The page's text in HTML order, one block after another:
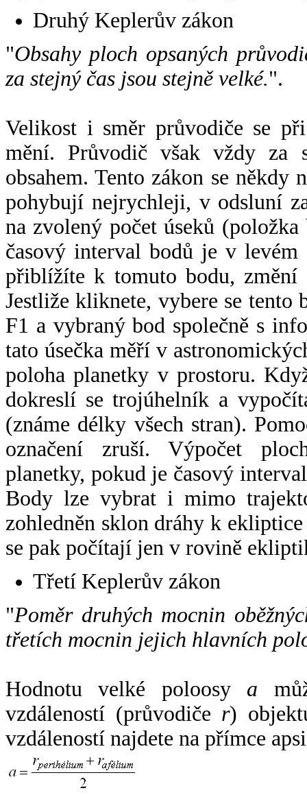
Druhý Keplerův zákon
"Obsahy ploch opsaných
za stejný čas jsou stejně velké.".
Velikost i směr průvodiče se
mění. Průvodič však vždy za
obsahem. Tento zákon se někdy
pohybují nejrychleji, v odsluní
na zvolený počet úseků
časový interval bodů je v
přiblížíte k tomuto bodu,
Jestliže kliknete, vybere se tento
F1 a vybraný bod společně s
tato úsečka měří v
poloha planetky v prostoru.
dokreslí se trojúhelník a
(známe délky všech stran).
označení zruší. Výpočet
planetky, pokud je časový
Body lze vybrat i mimo
zohledněn sklon dráhy k
se pak počítají jen v rovině
Třetí Keplerův zákon
"Poměr druhých mocnin
třetích mocnin jejich hlavních
Hodnotu velké poloosy a
vzdáleností (průvodiče r)
vzdáleností najdete na přímce